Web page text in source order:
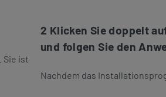
Sie ist
2 Klicken Sie doppelt
und folgen Sie den
Nachdem das